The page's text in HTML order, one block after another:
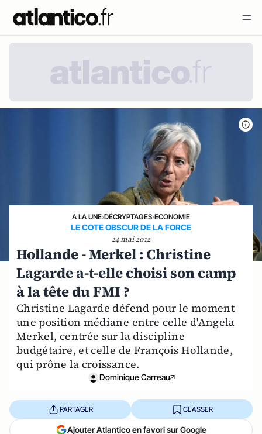
A LA UNE›DÉCRYPTAGES›ECONOMIE
LE COTE OBSCUR DE LA FORCE
24 mai 2012
Hollande - Merkel : Christine
Lagarde a-t-elle choisi son camp
à la tête du FMI ?
Christine Lagarde défend pour le moment
une position médiane entre celle d'Angela
Merkel, centrée sur la discipline
budgétaire, et celle de François Hollande,
qui prône la croissance.
Dominique Carreau
PARTAGER CLASSER
Ajouter Atlantico en favori sur Google